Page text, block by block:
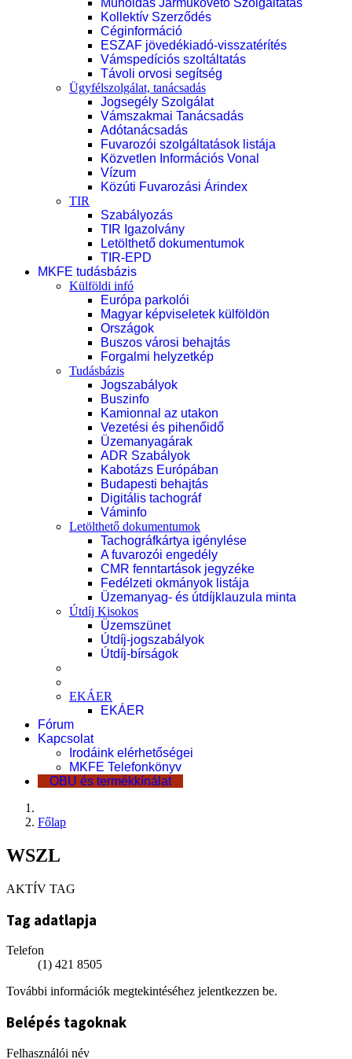
Műholdas Járműkövető Szolgáltatás
Kollektív Szerződés
Céginformáció
ESZAF jövedékiadó-visszatérítés
Vámspedíciós szoltáltatás
Távoli orvosi segítség
Ügyfélszolgálat, tanácsadás
Jogsegély Szolgálat
Vámszakmai Tanácsadás
Adótanácsadás
Fuvarozói szolgáltatások listája
Közvetlen Információs Vonal
Vízum
Közúti Fuvarozási Árindex
TIR
Szabályozás
TIR Igazolvány
Letölthető dokumentumok
TIR-EPD
MKFE tudásbázis
Külföldi infó
Európa parkolói
Magyar képviseletek külföldön
Országok
Buszos városi behajtás
Forgalmi helyzetkép
Tudásbázis
Jogszabályok
Buszinfo
Kamionnal az utakon
Vezetési és pihenőidő
Üzemanyagárak
ADR Szabályok
Kabotázs Európában
Budapesti behajtás
Digitális tachográf
Váminfo
Letölthető dokumentumok
Tachográfkártya igénylése
A fuvarozói engedély
CMR fenntartások jegyzéke
Fedélzeti okmányok listája
Üzemanyag- és útdíjklauzula minta
Útdíj Kisokos
Üzemszünet
Útdíj-jogszabályok
Útdíj-bírságok
EKÁER
EKÁER
Fórum
Kapcsolat
Irodáink elérhetőségei
MKFE Telefonkönyv
OBU és termékkínálat
Főlap
WSZL
AKTÍV TAG
Tag adatlapja
Telefon
(1) 421 8505
További információk megtekintéséhez jelentkezzen be.
Belépés tagoknak
Felhasználói név